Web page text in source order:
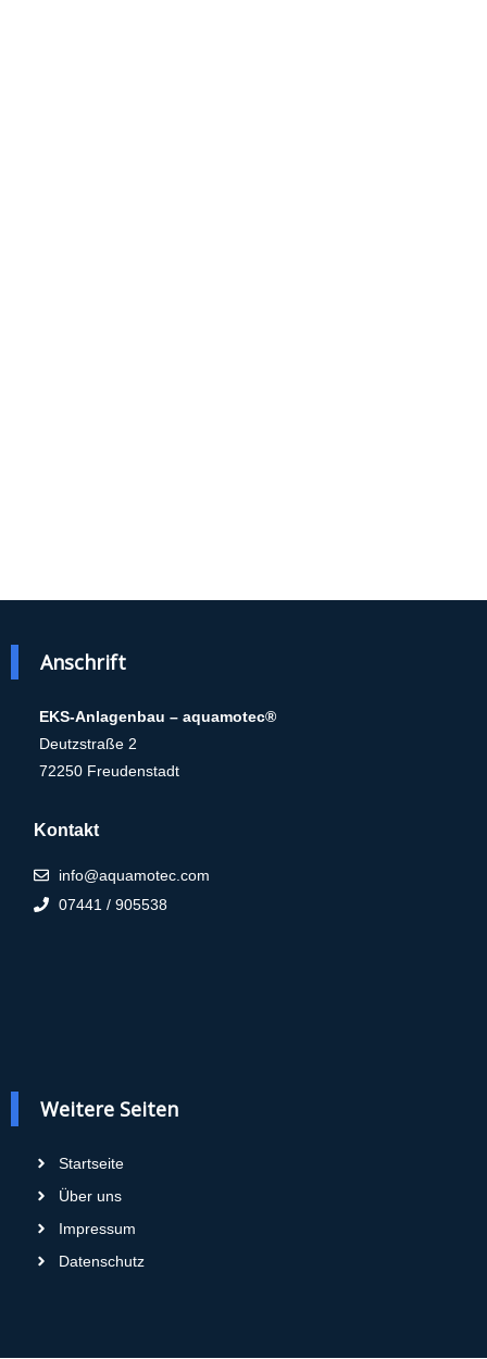
Anschrift
EKS-Anlagenbau – aquamotec®
Deutzstraße 2
72250 Freudenstadt
Kontakt
info@aquamotec.com
07441 / 905538
Weitere Seiten
Startseite
Über uns
Impressum
Datenschutz